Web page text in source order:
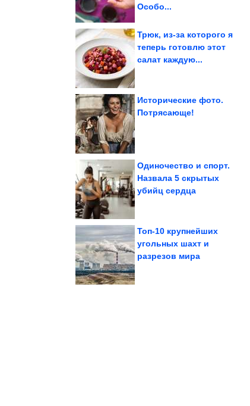
Особо...
Трюк, из-за которого я
теперь готовлю этот
салат каждую...
Исторические фото.
Потрясающе!
Хрустящие
без стерилизации.
Одиночество и спорт.
Назвала 5 скрытых
убийц сердца
юмора
Топ-10 крупнейших
угольных шахт и
разрезов мира